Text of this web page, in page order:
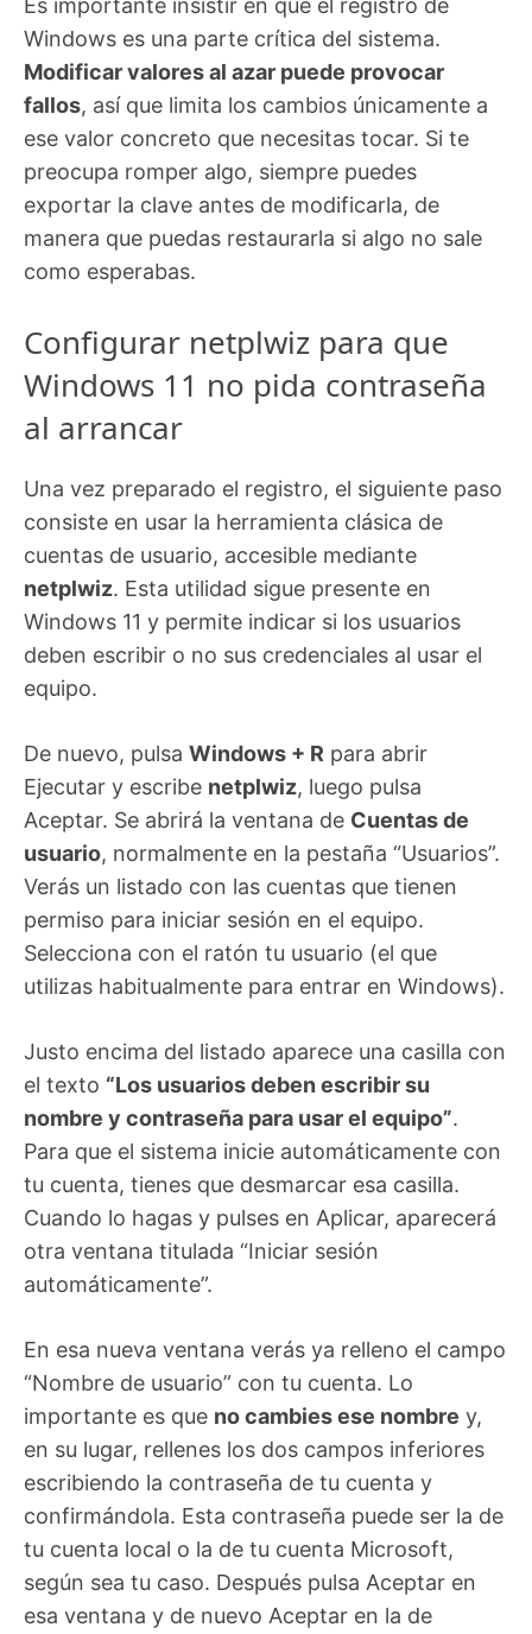
Es importante insistir en que el registro de
Windows es una parte crítica del sistema.
Modificar valores al azar puede provocar
fallos, así que limita los cambios únicamente a
ese valor concreto que necesitas tocar. Si te
preocupa romper algo, siempre puedes
exportar la clave antes de modificarla, de
manera que puedas restaurarla si algo no sale
como esperabas.
Configurar netplwiz para que
Windows 11 no pida contraseña
al arrancar
Una vez preparado el registro, el siguiente paso
consiste en usar la herramienta clásica de
cuentas de usuario, accesible mediante
netplwiz. Esta utilidad sigue presente en
Windows 11 y permite indicar si los usuarios
deben escribir o no sus credenciales al usar el
equipo.
De nuevo, pulsa Windows + R para abrir
Ejecutar y escribe netplwiz, luego pulsa
Aceptar. Se abrirá la ventana de Cuentas de
usuario, normalmente en la pestaña “Usuarios”.
Verás un listado con las cuentas que tienen
permiso para iniciar sesión en el equipo.
Selecciona con el ratón tu usuario (el que
utilizas habitualmente para entrar en Windows).
Justo encima del listado aparece una casilla con
el texto “Los usuarios deben escribir su
nombre y contraseña para usar el equipo”.
Para que el sistema inicie automáticamente con
tu cuenta, tienes que desmarcar esa casilla.
Cuando lo hagas y pulses en Aplicar, aparecerá
otra ventana titulada “Iniciar sesión
automáticamente”.
En esa nueva ventana verás ya relleno el campo
“Nombre de usuario” con tu cuenta. Lo
importante es que no cambies ese nombre y,
en su lugar, rellenes los dos campos inferiores
escribiendo la contraseña de tu cuenta y
confirmándola. Esta contraseña puede ser la de
tu cuenta local o la de tu cuenta Microsoft,
según sea tu caso. Después pulsa Aceptar en
esa ventana y de nuevo Aceptar en la de